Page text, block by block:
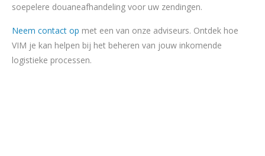
soepelere douaneafhandeling voor uw zendingen.
Neem contact op met een van onze adviseurs. Ontdek hoe
VIM je kan helpen bij het beheren van jouw inkomende
logistieke processen.